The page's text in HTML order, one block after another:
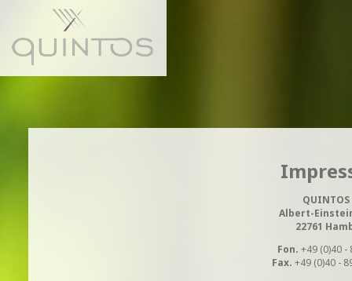
QUINTOS
Albert-
22761
Fon. +49 (0)40 -
Fax. +49 (0)40 -